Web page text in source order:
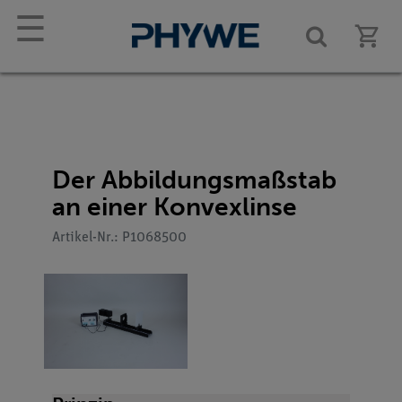
☰
Der Abbildungsmaßstab
an einer Konvexlinse
Artikel-Nr.: P1068500